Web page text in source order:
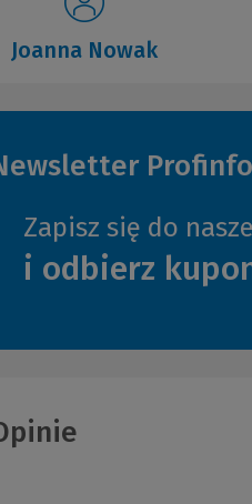
Joanna Nowak
Zapisz się do
i odbierz